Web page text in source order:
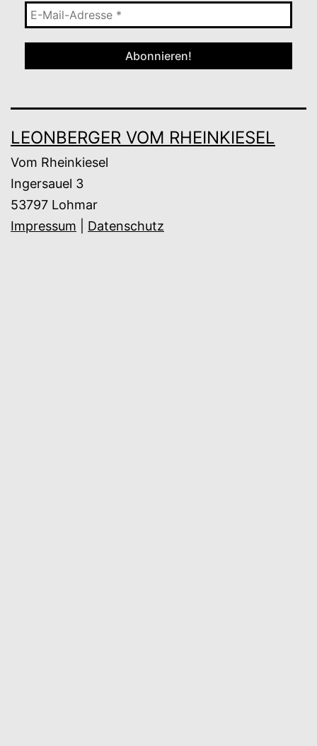
E-
Mail-
Adresse
LEONBERGER VOM RHEINKIESEL
Vom Rheinkiesel
Ingersauel 3
53797 Lohmar
Impressum
Datenschutz